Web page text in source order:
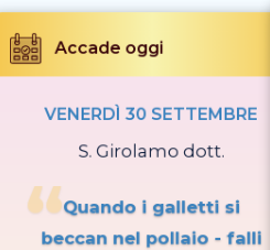
Accade oggi
VENERDÌ 30 SETTEMBRE
S. Girolamo dott.
Quando i galletti si
beccan nel pollaio - falli